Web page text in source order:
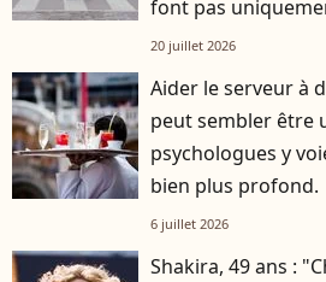
font pas
20 juillet 2026
Aider le serveur à
peut sembler être
psychologues y
bien plus profond.
6 juillet 2026
Shakira, 49 ans :